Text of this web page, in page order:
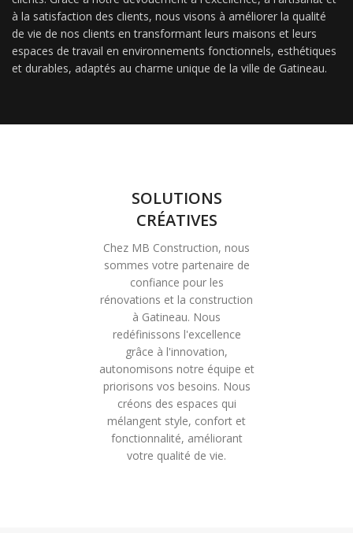
à la satisfaction des clients, nous visons à améliorer la qualité
de vie de nos clients en transformant leurs maisons et leurs
espaces de travail en environnements fonctionnels, esthétiques
et durables, adaptés au charme unique de la ville de Gatineau.
SOLUTIONS
CRÉATIVES
Chez MB Construction, nous
sommes votre partenaire de
confiance pour les
rénovations et la construction
à Gatineau. Nous
redéfinissons l'excellence
grâce à l'innovation,
autonomisons notre équipe et
priorisons vos besoins. Nous
créons des espaces qui
mélangent style, confort et
fonctionnalité, améliorant
votre qualité de vie.